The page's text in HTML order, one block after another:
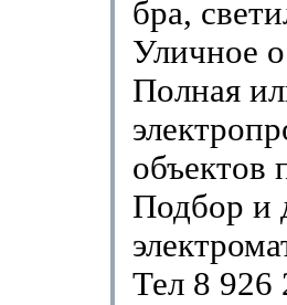
бра,
Уличное
Полная
объектов
Подбор и
Тел 8 926